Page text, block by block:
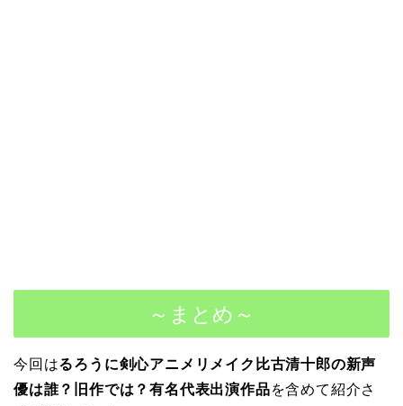
～まとめ～
今回はるろうに剣心アニメリメイク比古清十郎の新声
優は誰？旧作では？有名代表出演作品を含めて紹介さ